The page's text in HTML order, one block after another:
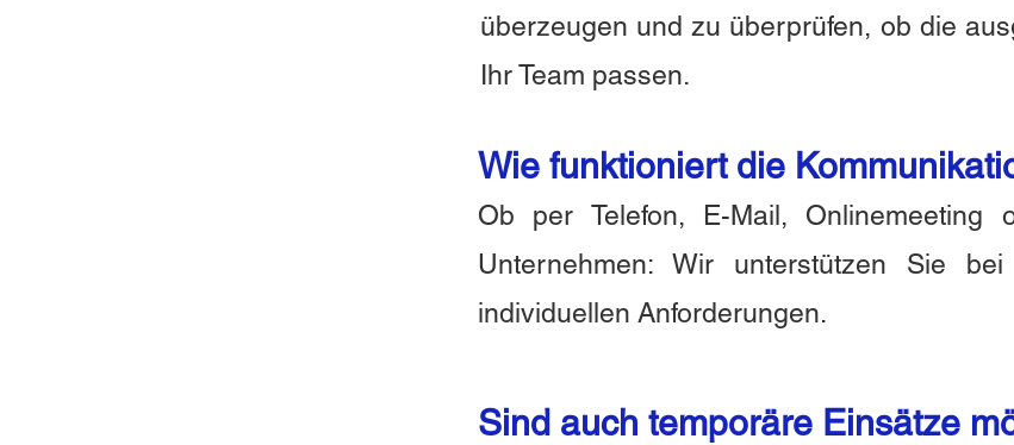
überzeugen und zu überprüfen, ob die
Ihr Team passen.
Wie funktioniert die
Ob per Telefon, E-Mail,
Unternehmen: Wir unterstützen Sie
individuellen Anforderungen.
Sind auch temporäre Einsätze